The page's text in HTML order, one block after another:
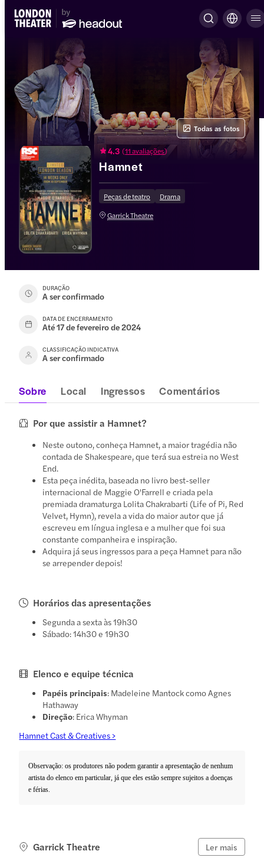
4.3 (11 avaliações)
Hamnet
Peças de teatro
Drama
Garrick Theatre
Todas as fotos
DURAÇÃO
A ser confirmado
DATA DE ENCERRAMENTO
Até 17 de fevereiro de 2024
CLASSIFICAÇÃO INDICATIVA
A ser confirmado
Sobre Local Ingressos Comentários
Por que assistir a Hamnet?
Neste outono, conheça Hamnet, a maior tragédia não
contada de Shakespeare, que terá sua estreia no West
End.
Esta peça inédita, baseada no livro best-seller
internacional de Maggie O'Farrell e criada pela
premiada dramaturga Lolita Chakrabarti (Life of Pi, Red
Velvet, Hymn), revela a vida do maior autor que já
escreveu em língua inglesa e a mulher que foi sua
constante companheira e inspiração.
Adquira já seus ingressos para a peça Hamnet para não
se arrepender depois!
Horários das apresentações
Segunda a sexta às 19h30
Sábado: 14h30 e 19h30
Elenco e equipe técnica
Papéis principais: Madeleine Mantock como Agnes
Hathaway
Direção: Erica Whyman
Hamnet Cast & Creatives >
Observação: os produtores não podem garantir a apresentação de nenhum
artista do elenco em particular, já que eles estão sempre sujeitos a doenças
e férias.
Garrick Theatre Ler mais